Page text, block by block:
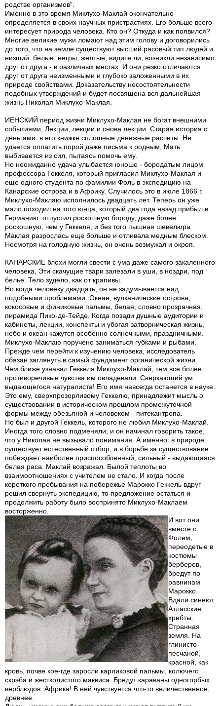
родстве организмов".
Именно в это время Миклухо-Маклай окончательно
определяется в своих научных пристрастиях. Его больше всего
интересует природа человека. Кто он? Откуда и как появился?
Многие великие мужи ломают над этим голову и договорились
до того, что на земле существуют высший расовый тип людей и
низший: белые, негры, желтые, видите ли, возникли независимо
друг от друга - в различных местах. И они резко отличаются
друг от друга неизменными и глубоко заложенными в их
природе свойствами. Доказательству несостоятельности
подобных утверждений и будет посвящена вся дальнейшая
жизнь Николая Миклухо-Маклая.
ИЕНСКИЙ период жизни Миклухо-Маклая не богат внешними
событиями, Лекции, лекции и снова лекции. Старая история с
деньгами: в его книжке сплошные денежные расчеты. Не
удается оплатить порой даже письма к родным, Мать
выбивается из сил, пытаясь помочь ему.
Но неожиданно удача улыбается юноше - бородатым лицом
профессора Геккеля, который пригласил Миклухо-Маклая и
еще одного студента по фамилии Фоль в экспедицию на
Канарские острова и в Африку. Случилось это в июле 1866 г.
Миклухо-Маклаю исполнилось двадцать лет. Теперь он уже
мало походил на того юнца, который два года назад прибыл в
Германию: отпустил роскошную бороду, даже более
роскошную, чем у Геккеля; и без того пышная шевелюра
Маклая разрослась еще больше и отливала медным блеском.
Несмотря на голодную жизнь, он очень возмужал и окреп.
КАНАРСКИЕ блохи могли свести с ума даже самого закаленного
человека, Эти скачущие твари залезали в уши, в ноздри, под
белье. Тело зудело, как от крапивы.
Но когда человеку двадцать, он не задумывается над
подобными проблемами. Океан, вулканические острова,
кокосовые и финиковые пальмы, белая, словно прозрачная,
пирамида Пико-де-Тейде. Когда позади душные аудитории и
кабинеты, лекции, конспекты и убогая затворническая жизнь,
небо и океан кажутся особенно солнечными, праздничными.
Миклухо-Маклаю поручено заниматься губками и рыбами.
Прежде чем перейти к изучению человека, исследователь
обязан заглянуть в самый фундамент органической жизни.
Чем ближе узнавал Геккеля Миклухо-Маклай, тем все более
противоречивые чувства им овладевали. Сверкающий ум
выдающегося натуралиста! Его имя навсегда останется в науке.
Это ему, сверхпрозорливому Геккелю, принадлежит мысль о
существовании в историческом прошлом промежуточной
формы между обезьяной и человеком - питекантропа.
Но был и другой Геккель, которого не любил Миклухо-Маклай.
Иногда того словно подменяли, и он начинал говорить такое,
что у Николая не вызывало понимания. А именно: в природе
существует естественный отбор, и в борьбе за существование
побеждает наиболее приспособленный, сильный - выдающаяся
белая раса. Маклай возражал. Былой теплоты во
взаимоотношениях с учителем не стало. И когда после
короткого пребывания на побережье Марокко Геккель вдруг
решил свернуть экспедицию, то предложение остаться и
продолжить работу было воспринято Миклухо-Маклаем
восторженно.
И вот они
вместе с
Фолем,
переодетые в
костюмы
берберов,
бредут по
равнинам
Марокко.
Вдали синеют
Атласские
хребты.
Странная
земля. На
глинисто-
песчаной,
красной, как
кровь, почве кое-где заросли карликовой пальмы, колючего
скрэба и жестколистого маквиса. Бредут караваны одногорбых
верблюдов. Африка! В ней чувствуется что-то величественное,
древнее.